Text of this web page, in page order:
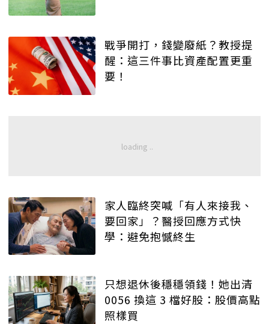
戰爭開打，錢變廢紙？教授提
醒：這三件事比資產配置更重
要！
家人臨終突喊「有人來接我、
要回家」？醫授回應方式快
學：避免抱憾終生
只想退休後穩穩領錢！她出清
0056 換這 3 檔好股：股價高點
照樣買